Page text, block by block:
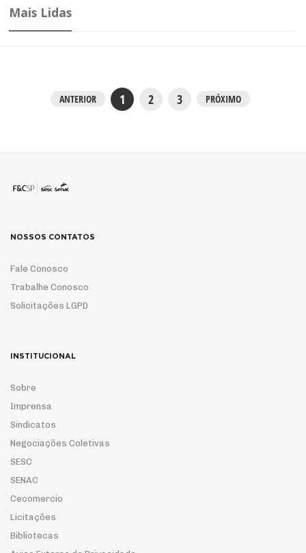
Mais Lidas
ANTERIOR 1 2 3 PRÓXIMO
NOSSOS CONTATOS
Fale Conosco
Trabalhe Conosco
Solicitações LGPD
INSTITUCIONAL
Sobre
Imprensa
Sindicatos
Negociações Coletivas
SESC
SENAC
Cecomercio
Licitações
Bibliotecas